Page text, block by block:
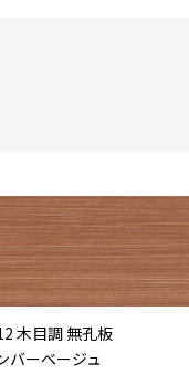
木目調 無孔板
バーベージュ